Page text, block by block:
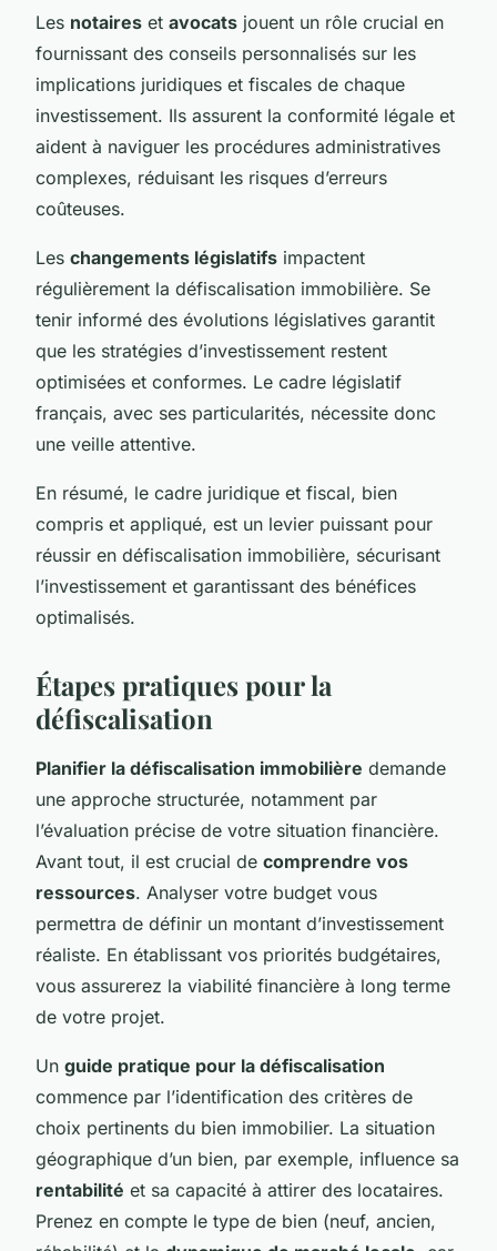
Les notaires et avocats jouent un rôle crucial en
fournissant des conseils personnalisés sur les
implications juridiques et fiscales de chaque
investissement. Ils assurent la conformité légale et
aident à naviguer les procédures administratives
complexes, réduisant les risques d’erreurs
coûteuses.
Les changements législatifs impactent
régulièrement la défiscalisation immobilière. Se
tenir informé des évolutions législatives garantit
que les stratégies d’investissement restent
optimisées et conformes. Le cadre législatif
français, avec ses particularités, nécessite donc
une veille attentive.
En résumé, le cadre juridique et fiscal, bien
compris et appliqué, est un levier puissant pour
réussir en défiscalisation immobilière, sécurisant
l’investissement et garantissant des bénéfices
optimalisés.
Étapes pratiques pour la
défiscalisation
Planifier la défiscalisation immobilière demande
une approche structurée, notamment par
l’évaluation précise de votre situation financière.
Avant tout, il est crucial de comprendre vos
ressources. Analyser votre budget vous
permettra de définir un montant d’investissement
réaliste. En établissant vos priorités budgétaires,
vous assurerez la viabilité financière à long terme
de votre projet.
Un guide pratique pour la défiscalisation
commence par l’identification des critères de
choix pertinents du bien immobilier. La situation
géographique d’un bien, par exemple, influence sa
rentabilité et sa capacité à attirer des locataires.
Prenez en compte le type de bien (neuf, ancien,